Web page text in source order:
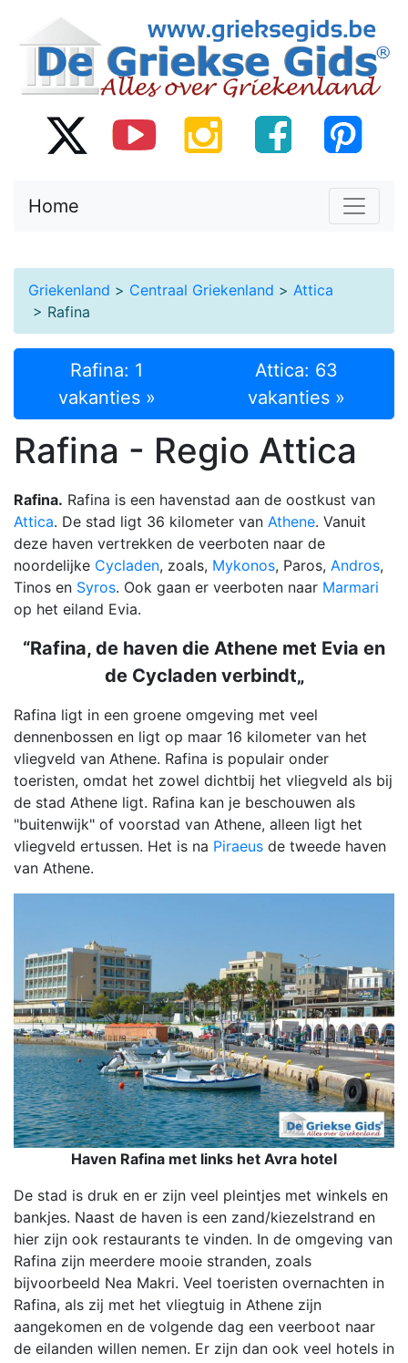
Home
Griekenland > Centraal Griekenland > Attica
> Rafina
Rafina: 1
vakanties »
Attica: 63
vakanties »
Rafina - Regio Attica
Rafina. Rafina is een havenstad aan de oostkust van
Attica. De stad ligt 36 kilometer van Athene. Vanuit
deze haven vertrekken de veerboten naar de
noordelijke Cycladen, zoals, Mykonos, Paros, Andros,
Tinos en Syros. Ook gaan er veerboten naar Marmari
op het eiland Evia.
“Rafina, de haven die Athene met Evia en
de Cycladen verbindt„
Rafina ligt in een groene omgeving met veel
dennenbossen en ligt op maar 16 kilometer van het
vliegveld van Athene. Rafina is populair onder
toeristen, omdat het zowel dichtbij het vliegveld als bij
de stad Athene ligt. Rafina kan je beschouwen als
"buitenwijk" of voorstad van Athene, alleen ligt het
vliegveld ertussen. Het is na Piraeus de tweede haven
van Athene.
Haven Rafina met links het Avra hotel
De stad is druk en er zijn veel pleintjes met winkels en
bankjes. Naast de haven is een zand/kiezelstrand en
hier zijn ook restaurants te vinden. In de omgeving van
Rafina zijn meerdere mooie stranden, zoals
bijvoorbeeld Nea Makri. Veel toeristen overnachten in
Rafina, als zij met het vliegtuig in Athene zijn
aangekomen en de volgende dag een veerboot naar
de eilanden willen nemen. Er zijn dan ook veel hotels in